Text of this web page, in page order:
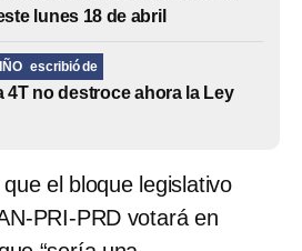
lunes 18 de abril
escribió de
4T no destroce ahora la Ley
el bloque legislativo
PRI-PRD votará en